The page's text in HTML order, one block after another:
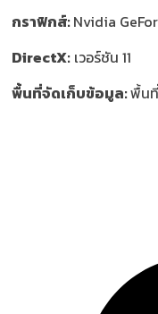
กราฟิกส์:Nvidia
DirectX: เวอร์ชัน 11
พื้นที่จัดเก็บข้อมูล:พื้น